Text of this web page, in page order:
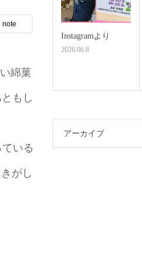
note
綿菓
もし
ている
がし
Instagramより
2026.06.8
アーカイブ